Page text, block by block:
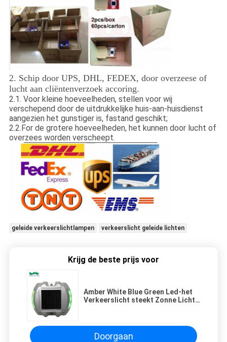
2. Schip door UPS, DHL, FEDEX, door overzeese of
lucht aan cliëntenverzoek accoring.
2.1. Voor kleine hoeveelheden, stellen voor wij
verschepend door de uitdrukkelijke huis-aan-huisdienst
aangezien het gunstiger is, fastand geschikt;
2.2.For de grotere hoeveelheden, het kunnen door lucht of
overzees worden verscheept.
geleide verkeerslichtlampen verkeerslicht geleide lichten
Krijg de beste prijs voor
Amber White Blue Green Led-het
Verkeerslicht steekt Zonne Lichte
Doorgaan